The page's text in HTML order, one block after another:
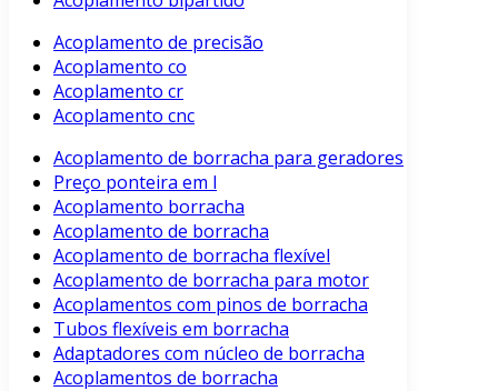
Acoplamento de precisão
Acoplamento co
Acoplamento cr
Acoplamento cnc
Acoplamento de borracha para geradores
Preço ponteira em l
Acoplamento borracha
Acoplamento de borracha
Acoplamento de borracha flexível
Acoplamento de borracha para motor
Acoplamentos com pinos de borracha
Tubos flexíveis em borracha
Adaptadores com núcleo de borracha
Acoplamentos de borracha